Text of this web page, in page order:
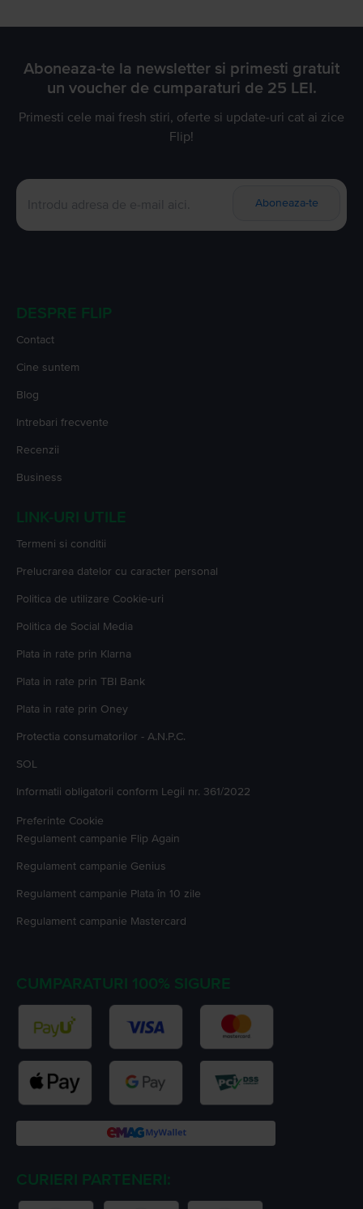
Aboneaza-te la newsletter si primesti gratuit
un voucher de cumparaturi de 25 LEI.
Primesti cele mai fresh stiri, oferte si update-uri cat ai zice
Flip!
Aboneaza-te
DESPRE FLIP
Contact
Cine suntem
Blog
Intrebari frecvente
Recenzii
Business
LINK-URI UTILE
Termeni si conditii
Prelucrarea datelor cu caracter personal
Politica de utilizare Cookie-uri
Politica de Social Media
Plata in rate prin Klarna
Plata in rate prin TBI Bank
Plata in rate prin Oney
Protectia consumatorilor - A.N.P.C.
SOL
Informatii obligatorii conform Legii nr. 361/2022
Preferinte Cookie
Regulament campanie Flip Again
Regulament campanie Genius
Regulament campanie Plata în 10 zile
Regulament campanie Mastercard
CUMPARATURI 100% SIGURE
CURIERI PARTENERI: